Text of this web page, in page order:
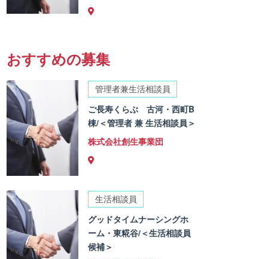
おすすめの募集
管理者兼生活相談員
ご長寿くらぶ 古河・西町B
棟/＜管理者 兼 生活相談員＞
株式会社創生事業団
生活相談員
グッドタイムナーシングホ
ーム・東糀谷/＜生活相談員
候補＞